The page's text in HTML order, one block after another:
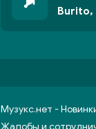
Burito,
Музукс.нет -
Жалобы и